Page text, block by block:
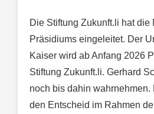
Die Stiftung Zukunft.li hat die
Präsidiums eingeleitet. Der
Kaiser wird ab Anfang 2026
Stiftung Zukunft.li. Gerhard
noch bis dahin wahrnehmen.
den Entscheid im Rahmen